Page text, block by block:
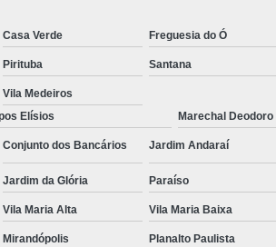
Tratamento
Tratamento de Bipolaridade
Tratamento para Bipolaridade
Tratamento para Pessoa
Tratamento para
Tratamento para
Casa Verde Freguesia do Ó
Pirituba Santana
Vila Medeiros
Elísios Marechal Deodoro
Conjunto dos Bancários Jardim Andaraí
Jardim da Glória Paraíso
Vila Maria Alta Vila Maria Baixa
Mirandópolis Planalto Paulista